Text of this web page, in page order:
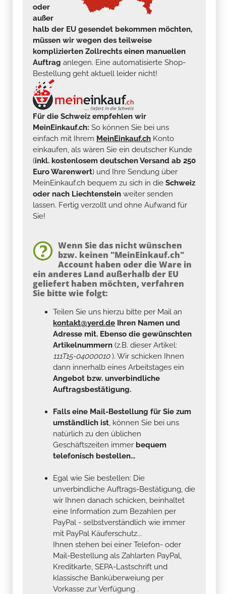
oder
außer
halb der EU gesendet bekommen möchten,
müssen wir wegen des teilweise
komplizierten Zollrechts einen manuellen
Auftrag anlegen. Eine automatisierte Shop-
Bestellung geht aktuell leider nicht!
Für die Schweiz empfehlen wir
MeinEinkauf.ch: So können Sie bei uns
einfach mit Ihrem MeinEinkauf.ch Konto
einkaufen, als wären Sie ein deutscher Kunde
(inkl. kostenlosem deutschen Versand ab 250
Euro Warenwert) und Ihre Sendung über
MeinEinkauf.ch bequem zu sich in die Schweiz
oder nach Liechtenstein weiter senden
lassen. Fertig verzollt und ohne Aufwand für
Sie!
Wenn Sie das nicht wünschen
bzw. keinen "MeinEinkauf.ch"
Account haben oder die Ware in
ein anderes Land außerhalb der EU
geliefert haben möchten, verfahren
Sie bitte wie folgt:
Teilen Sie uns hierzu bitte per Mail an
kontakt@yerd.de Ihren Namen und
Adresse mit. Ebenso die gewünschten
Artikelnummern (z.B. dieser Artikel:
111T15-04000010). Wir schicken Ihnen
dann innerhalb eines Arbeitstages ein
Angebot bzw. unverbindliche
Auftragsbestätigung.
Falls eine Mail-Bestellung für Sie zum
umständlich ist, können Sie bei uns
natürlich zu den üblichen
Geschäftszeiten immer bequem
telefonisch bestellen...
Egal wie Sie bestellen: Die
unverbindliche Auftrags-Bestätigung, die
wir Ihnen danach schicken, beinhaltet
eine Information zum Bezahlen per
PayPal - selbstverständlich wie immer
mit PayPal Käuferschutz...
Ihnen stehen bei einer Telefon- oder
Mail-Bestellung als Zahlarten PayPal,
Kreditkarte, SEPA-Lastschrift und
klassische Banküberweiung per
Vorkasse zur Verfügung .